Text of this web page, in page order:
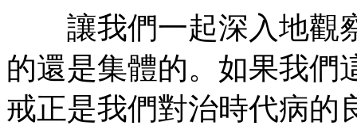
讓我們一起深入地觀
的還是集體的。如果我們
戒正是我們對治時代病的